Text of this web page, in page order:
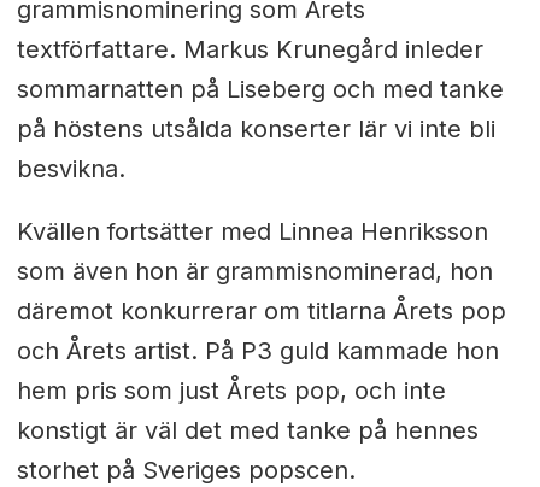
grammisnominering som Årets
textförfattare. Markus Krunegård inleder
sommarnatten på Liseberg och med tanke
på höstens utsålda konserter lär vi inte bli
besvikna.
Kvällen fortsätter med Linnea Henriksson
som även hon är grammisnominerad, hon
däremot konkurrerar om titlarna Årets pop
och Årets artist. På P3 guld kammade hon
hem pris som just Årets pop, och inte
konstigt är väl det med tanke på hennes
storhet på Sveriges popscen.